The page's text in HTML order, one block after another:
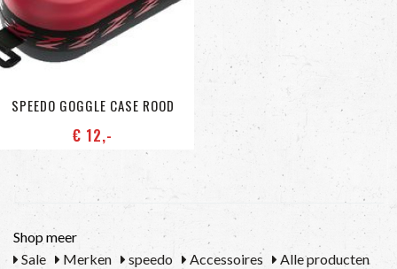
SPEEDO GOGGLE CASE ROOD
€ 12,-
Shop meer
Sale
Merken speedo Accessoires
Alle producten